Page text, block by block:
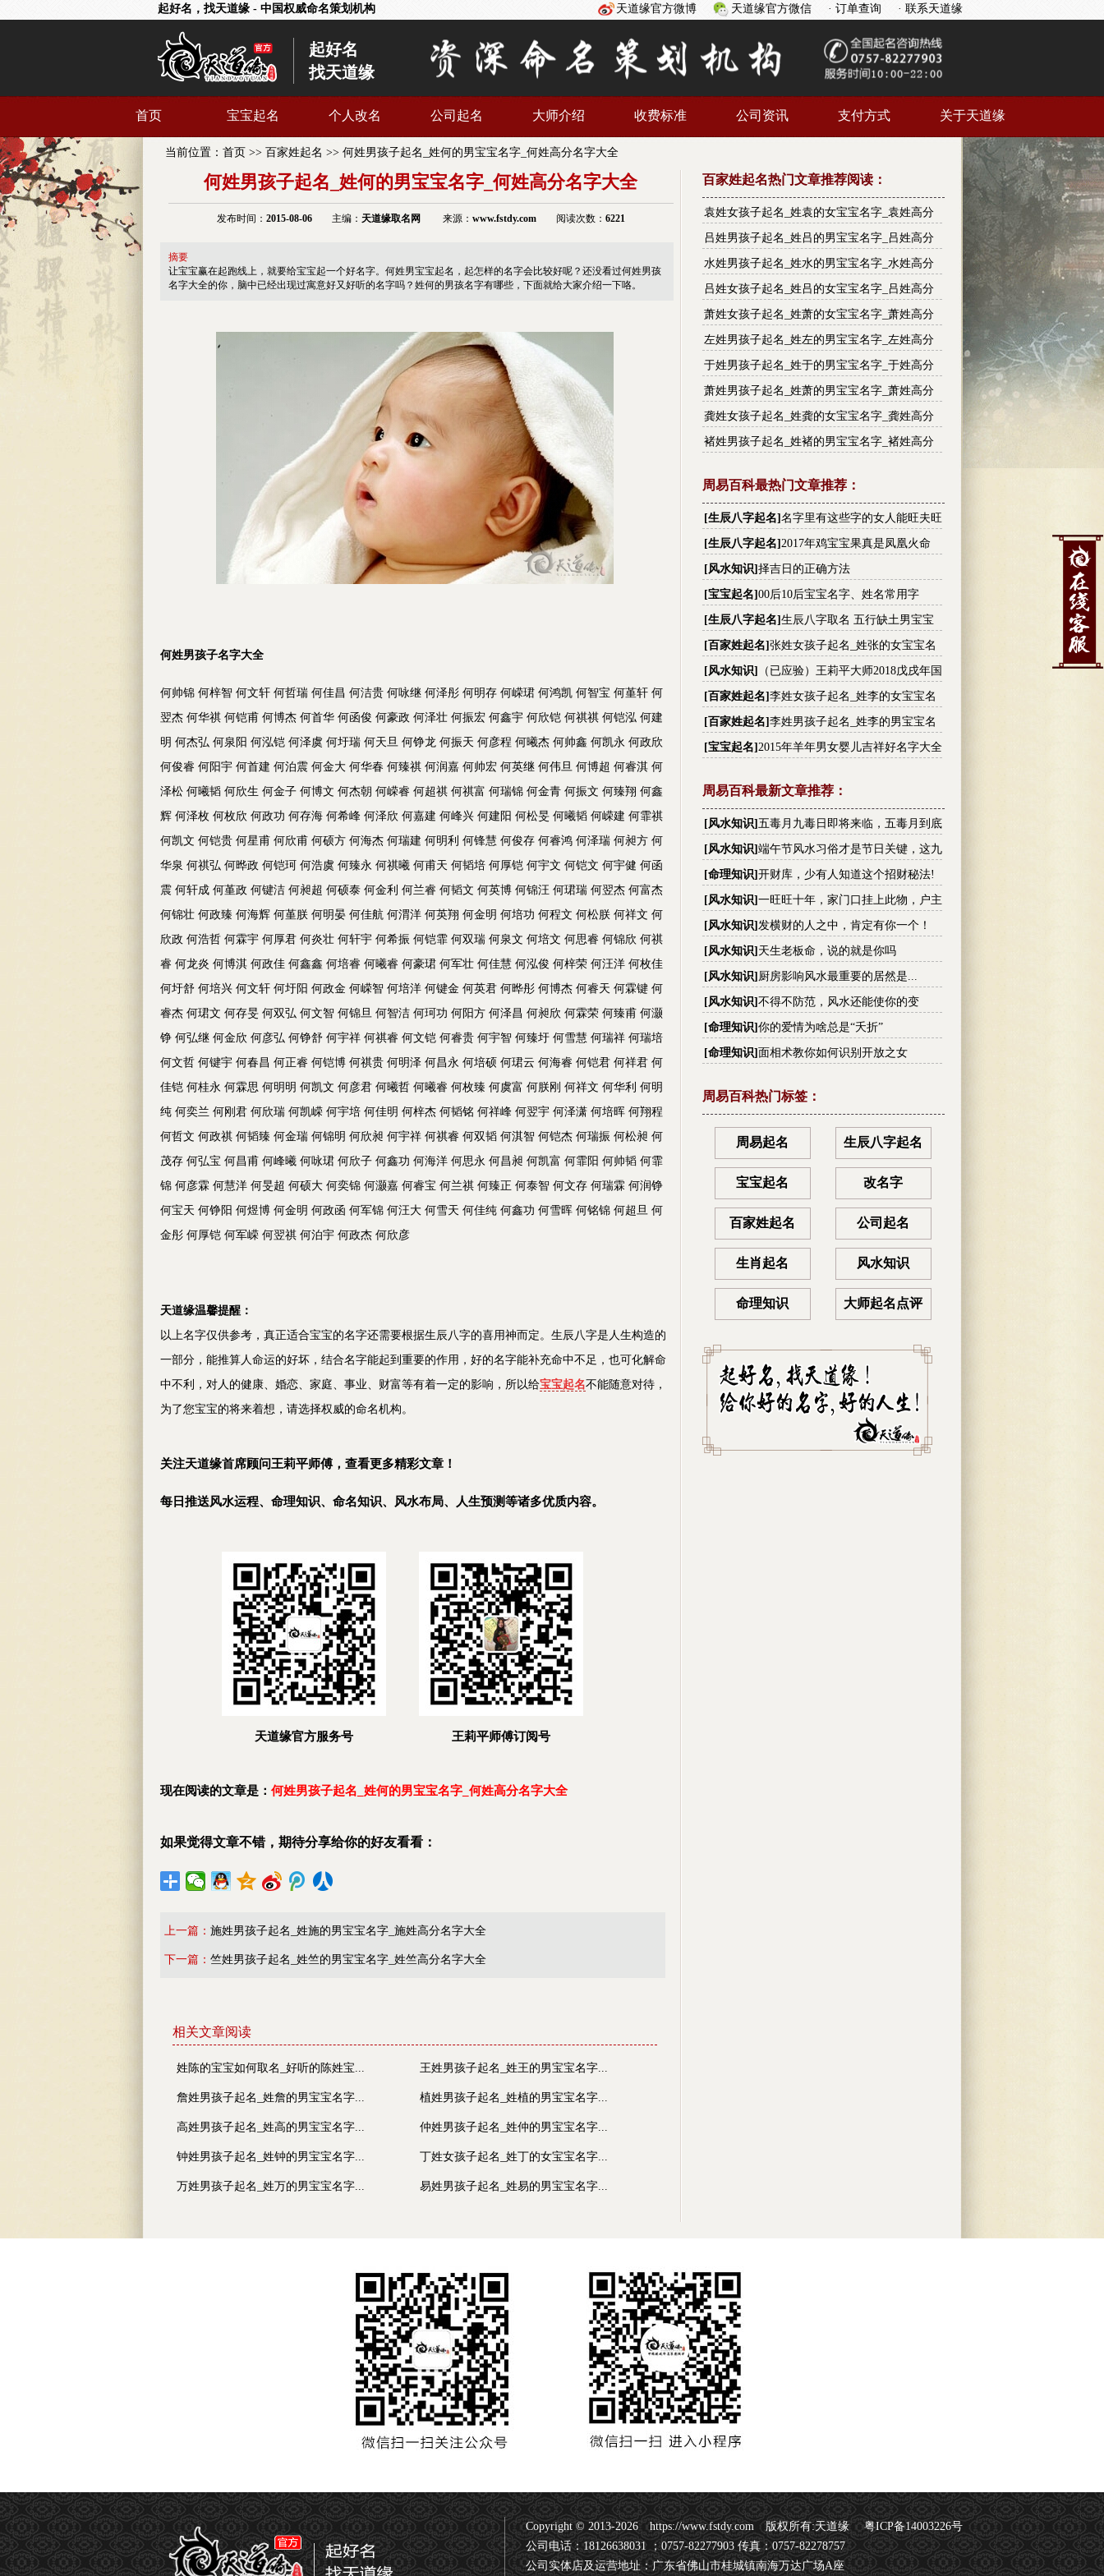
起好名，找天道缘 - 中国权威命名策划机构 · 联系天道缘
· 订单查询
天道缘官方微信
天道缘官方微博
起好名
找天道缘
首页 宝宝起名 个人改名 公司起名 大师介绍 收费标准 公司资讯 支付方式 关于天道缘
当前位置： 首页 >> 百家姓起名 >> 何姓男孩子起名_姓何的男宝宝名字_何姓高分名字大全
何姓男孩子起名_姓何的男宝宝名字_何姓高分名字大全
发布时间： 2015-08-06主编： 天道缘取名网 来源： www.fstdy.com阅读次数： 6221
摘要
让宝宝赢在起跑线上，就要给宝宝起一个好名字。何姓男宝宝起名，起怎样的名字会比较好呢？还没看过何姓男孩
名字大全的你，脑中已经出现过寓意好又好听的名字吗？姓何的男孩名字有哪些，下面就给大家介绍一下咯。
何姓男孩子名字大全
何帅锦 何梓智 何文轩 何哲瑞 何佳昌 何洁贵 何咏继 何泽彤 何明存 何嵘珺 何鸿凯 何智宝 何堇轩 何
翌杰 何华祺 何铠甫 何博杰 何首华 何函俊 何豪政 何泽壮 何振宏 何鑫宇 何欣铠 何祺祺 何铠泓 何建
明 何杰弘 何泉阳 何泓铠 何泽虞 何圩瑞 何天旦 何铮龙 何振天 何彦程 何曦杰 何帅鑫 何凯永 何政欣
何俊睿 何阳宇 何首建 何泊震 何金大 何华春 何臻祺 何润嘉 何帅宏 何英继 何伟旦 何博超 何睿淇 何
泽松 何曦韬 何欣生 何金子 何博文 何杰朝 何嵘睿 何超祺 何祺富 何瑞锦 何金青 何振文 何臻翔 何鑫
辉 何泽枚 何枚欣 何政功 何存海 何希峰 何泽欣 何嘉建 何峰兴 何建阳 何松旻 何曦韬 何嵘建 何霏祺
何凯文 何铠贵 何星甫 何欣甫 何硕方 何海杰 何瑞建 何明利 何锋慧 何俊存 何睿鸿 何泽瑞 何昶方 何
华泉 何祺弘 何晔政 何铠珂 何浩虞 何臻永 何祺曦 何甫天 何韬培 何厚铠 何宇文 何铠文 何宇健 何函
震 何轩成 何堇政 何键洁 何昶超 何硕泰 何金利 何兰睿 何韬文 何英博 何锦汪 何珺瑞 何翌杰 何富杰
何锦壮 何政臻 何海辉 何堇朕 何明晏 何佳航 何渭洋 何英翔 何金明 何培功 何程文 何松朕 何祥文 何
欣政 何浩哲 何霖宇 何厚君 何炎壮 何轩宇 何希振 何铠霏 何双瑞 何泉文 何培文 何思睿 何锦欣 何祺
睿 何龙炎 何博淇 何政佳 何鑫鑫 何培睿 何曦睿 何豪珺 何军壮 何佳慧 何泓俊 何梓荣 何汪洋 何枚佳
何圩舒 何培兴 何文轩 何圩阳 何政金 何嵘智 何培洋 何键金 何英君 何晔彤 何博杰 何睿天 何霖键 何
睿杰 何珺文 何存旻 何双弘 何文智 何锦旦 何智洁 何珂功 何阳方 何泽昌 何昶欣 何霖荣 何臻甫 何灏
铮 何弘继 何金欣 何彦弘 何铮舒 何宇祥 何祺睿 何文铠 何睿贵 何宇智 何臻圩 何雪慧 何瑞祥 何瑞培
何文哲 何键宇 何春昌 何正睿 何铠博 何祺贵 何明泽 何昌永 何培硕 何珺云 何海睿 何铠君 何祥君 何
佳铠 何桂永 何霖思 何明明 何凯文 何彦君 何曦哲 何曦睿 何枚臻 何虞富 何朕刚 何祥文 何华利 何明
纯 何奕兰 何刚君 何欣瑞 何凯嵘 何宇培 何佳明 何梓杰 何韬铭 何祥峰 何翌宇 何泽潇 何培晖 何翔程
何哲文 何政祺 何韬臻 何金瑞 何锦明 何欣昶 何宇祥 何祺睿 何双韬 何淇智 何铠杰 何瑞振 何松昶 何
茂存 何弘宝 何昌甫 何峰曦 何咏珺 何欣子 何鑫功 何海洋 何思永 何昌昶 何凯富 何霏阳 何帅韬 何霏
锦 何彦霖 何慧洋 何旻超 何硕大 何奕锦 何灏嘉 何睿宝 何兰祺 何臻正 何泰智 何文存 何瑞霖 何润铮
何宝天 何铮阳 何煜博 何金明 何政函 何军锦 何汪大 何雪天 何佳纯 何鑫功 何雪晖 何铭锦 何超旦 何
金彤 何厚铠 何军嵘 何翌祺 何泊宇 何政杰 何欣彦
天道缘温馨提醒：
以上名字仅供参考，真正适合宝宝的名字还需要根据生辰八字的喜用神而定。生辰八字是人生构造的
一部分，能推算人命运的好坏，结合名字能起到重要的作用，好的名字能补充命中不足，也可化解命
中不利，对人的健康、婚恋、家庭、事业、财富等有着一定的影响，所以给宝宝起名不能随意对待，
为了您宝宝的将来着想，请选择权威的命名机构。
关注天道缘首席顾问王莉平师傅，查看更多精彩文章！
每日推送风水运程、命理知识、命名知识、风水布局、人生预测等诸多优质内容。
天道缘官方服务号 王莉平师傅订阅号
现在阅读的文章是： 何姓男孩子起名_姓何的男宝宝名字_何姓高分名字大全
如果觉得文章不错，期待分享给你的好友看看：
上一篇： 施姓男孩子起名_姓施的男宝宝名字_施姓高分名字大全
下一篇： 竺姓男孩子起名_姓竺的男宝宝名字_姓竺高分名字大全
相关文章阅读
姓陈的宝宝如何取名_好听的陈姓宝... 王姓男孩子起名_姓王的男宝宝名字...
詹姓男孩子起名_姓詹的男宝宝名字... 植姓男孩子起名_姓植的男宝宝名字...
高姓男孩子起名_姓高的男宝宝名字... 仲姓男孩子起名_姓仲的男宝宝名字...
钟姓男孩子起名_姓钟的男宝宝名字... 丁姓女孩子起名_姓丁的女宝宝名字...
万姓男孩子起名_姓万的男宝宝名字... 易姓男孩子起名_姓易的男宝宝名字...
百家姓起名热门文章推荐阅读：
袁姓女孩子起名_姓袁的女宝宝名字_袁姓高分
名字大全
吕姓男孩子起名_姓吕的男宝宝名字_吕姓高分
名字大全
水姓男孩子起名_姓水的男宝宝名字_水姓高分
名字大全
吕姓女孩子起名_姓吕的女宝宝名字_吕姓高分
名字大全
萧姓女孩子起名_姓萧的女宝宝名字_萧姓高分
名字大全
左姓男孩子起名_姓左的男宝宝名字_左姓高分
名字大全
于姓男孩子起名_姓于的男宝宝名字_于姓高分
名字大全
萧姓男孩子起名_姓萧的男宝宝名字_萧姓高分
名字大全
龚姓女孩子起名_姓龚的女宝宝名字_龚姓高分
名字大全
褚姓男孩子起名_姓褚的男宝宝名字_褚姓高分
周易百科最热门文章推荐：
[生辰八字起名] 名字里有这些字的女人能旺夫旺
财,看有没有你的
[生辰八字起名] 2017年鸡宝宝果真是凤凰火命
[风水知识] 择吉日的正确方法
[宝宝起名] 00后10后宝宝名字、姓名常用字
[生辰八字起名] 生辰八字取名 五行缺土男宝宝
名字大全
[百家姓起名] 张姓女孩子起名_姓张的女宝宝名
字_张姓高分名字大全
[风水知识]
（已应验）王莉平大师2018戊戌年国
际国内大事件预测
[百家姓起名] 李姓女孩子起名_姓李的女宝宝名
字_李姓高分名字大全
[百家姓起名] 李姓男孩子起名_姓李的男宝宝名
字_李姓高分名字大全
[宝宝起名] 2015年羊年男女婴儿吉祥好名字大全
周易百科最新文章推荐：
[风水知识] 五毒月九毒日即将来临，五毒月到底
有多毒？男女禁忌不可不知！
[风水知识] 端午节风水习俗才是节日关键，这九
大禁忌你不可不知!
[命理知识] 开财库，少有人知道这个招财秘法!
[风水知识] 一旺旺十年，家门口挂上此物，户主
越住越有钱
[风水知识] 发横财的人之中，肯定有你一个！
[风水知识] 天生老板命，说的就是你吗
[风水知识] 厨房影响风水最重要的居然是...
[风水知识] 不得不防范，风水还能使你的变
丑？！
[命理知识] 你的爱情为啥总是“夭折”
[命理知识] 面相术教你如何识别开放之女
周易百科热门标签：
周易起名 生辰八字起名
宝宝起名 改名字
百家姓起名 公司起名
生肖起名 风水知识
命理知识 大师起名点评
Copyright © 2013-2026 https://www.fstdy.com 版权所有:天道缘粤ICP备14003226号
公司电话：18126638031 ；0757-82277903 传真：0757-82278757
公司实体店及运营地址：广东省佛山市桂城镇南海万达广场A座